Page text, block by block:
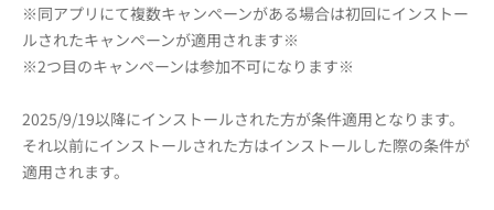
※同アプリにて複数キャンペーンがある場合は初回にインストー
ルされたキャンペーンが適用されます※
※2つ目のキャンペーンは参加不可になります※
2025/9/19以降にインストールされた方が条件適用となります。
それ以前にインストールされた方はインストールした際の条件が
適用されます。